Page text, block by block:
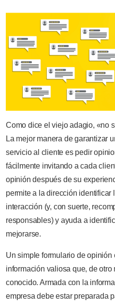
Como dice el viejo adagio, «no
La mejor manera de garantizar
servicio al cliente es pedir
fácilmente invitando a cada
opinión después de su
permite a la dirección identificar
interacción (y, con suerte,
responsables) y ayuda a
mejorarse.
Un simple formulario de
información valiosa que, de otro
conocido. Armada con la
empresa debe estar preparada